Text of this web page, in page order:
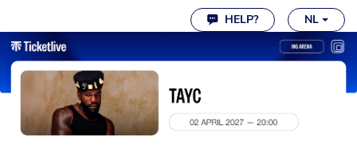
HELP? NL